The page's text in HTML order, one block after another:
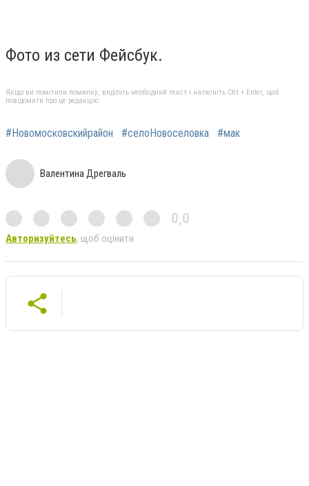
Фото из сети Фейсбук.
Якщо ви помітили помилку, виділіть необхідний текст і натисніть Ctrl + Enter, щоб
повідомити про це редакцію
#Новомосковскийрайон #селоНовоселовка #мак
Валентина Дрегваль
0,0
Авторизуйтесь, щоб оцінити